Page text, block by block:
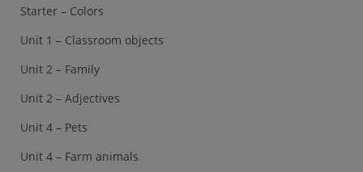
Starter – Colors
Unit 1 – Classroom objects
Unit 2 – Family
Unit 2 – Adjectives
Unit 4 – Pets
Unit 4 – Farm animals